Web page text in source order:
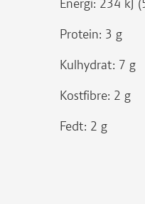
Energi: 234 kJ
Protein: 3 g
Kulhydrat: 7 g
Kostfibre: 2 g
Fedt: 2 g